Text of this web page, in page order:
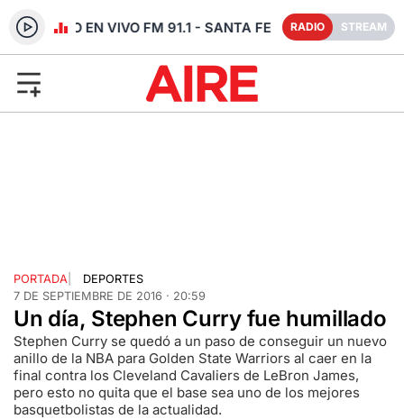
RADIO EN VIVO FM 91.1 - SANTA FE RADIO STREAM
PORTADA
DEPORTES
7 DE SEPTIEMBRE DE 2016 · 20:59
Un día, Stephen Curry fue humillado
Stephen Curry se quedó a un paso de conseguir un nuevo
anillo de la NBA para Golden State Warriors al caer en la
final contra los Cleveland Cavaliers de LeBron James,
pero esto no quita que el base sea uno de los mejores
basquetbolistas de la actualidad.